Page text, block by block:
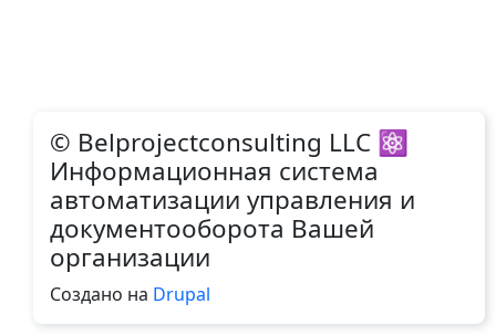
© Belprojectconsulting LLC ⚛
Информационная система
автоматизации управления и
документооборота Вашей
организации
Создано на Drupal